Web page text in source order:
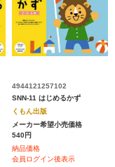
4944121257102
SNN-11 はじめるかず
くもん出版
メーカー希望小売価格
540円
納品価格
会員ログイン後表示